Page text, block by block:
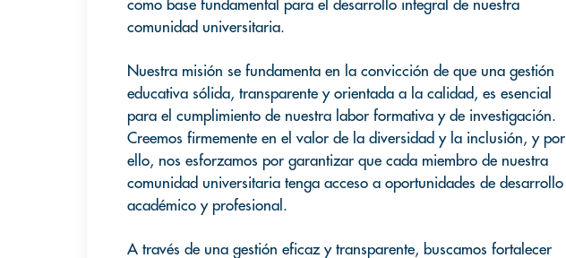
como base fundamental para el desarrollo integral de nuestra
comunidad universitaria.
Nuestra misión se fundamenta en la convicción de que una gestión
educativa sólida, transparente y orientada a la calidad, es esencial
para el cumplimiento de nuestra labor formativa y de investigación.
Creemos firmemente en el valor de la diversidad y la inclusión, y por
ello, nos esforzamos por garantizar que cada miembro de nuestra
comunidad universitaria tenga acceso a oportunidades de desarrollo
académico y profesional.
A través de una gestión eficaz y transparente, buscamos fortalecer